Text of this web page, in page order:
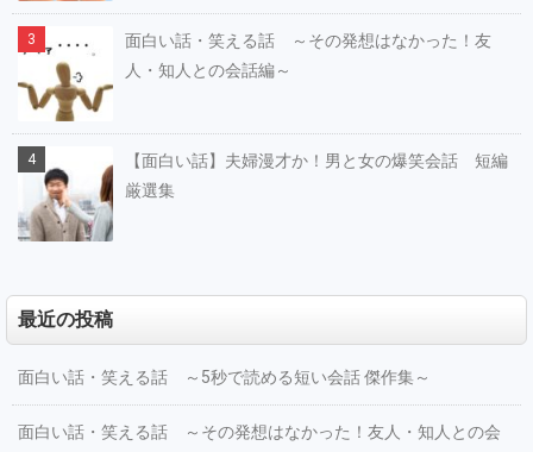
面白い話・笑える話 ～その発想はなかった！友
人・知人との会話編～
【面白い話】夫婦漫才か！男と女の爆笑会話 短編
厳選集
最近の投稿
面白い話・笑える話 ～5秒で読める短い会話 傑作集～
面白い話・笑える話 ～その発想はなかった！友人・知人との会